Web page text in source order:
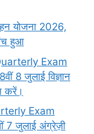
योजना 2026,
हुआ
Exam
8 जुलाई विज्ञान
करें।
Exam
7 जुलाई अंग्रेज़ी